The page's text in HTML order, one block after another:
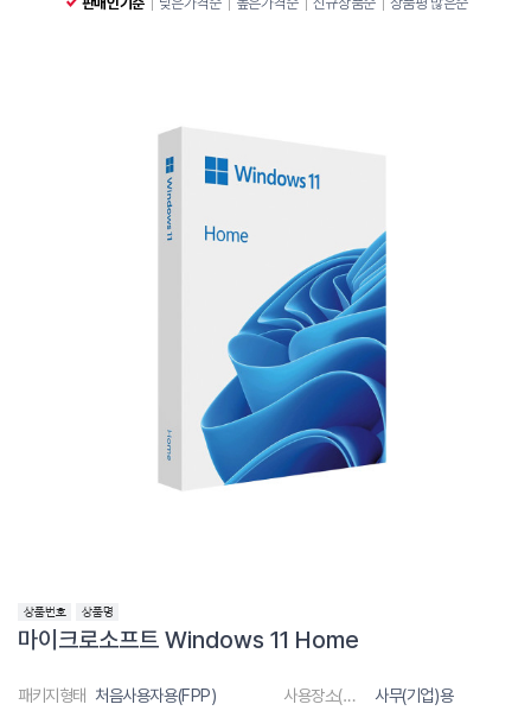
마이크로소프트 Windows 11 Home
패키지형태 처음사용자용(FPP) 사용장소(대상)
사무(기업)용